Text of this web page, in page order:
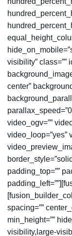
visibility” class=””
center”
video_ogv=””
video_loop=”yes”
padding_top=””
spacing=””
min_height=””
visibility,large-